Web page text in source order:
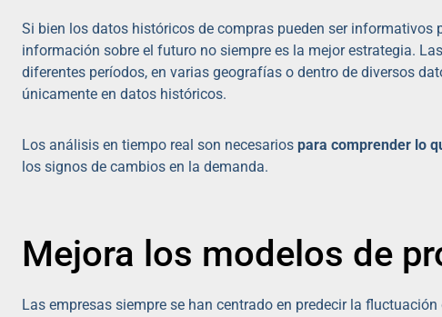
Si bien los datos históricos de compras pueden ser informativos
información sobre el futuro no siempre es la mejor estrategia.
diferentes períodos, en varias geografías o dentro de diversos
únicamente en datos históricos.
Los análisis en tiempo real son necesarios para comprender lo
los signos de cambios en la demanda.
Mejora los modelos de
Las empresas siempre se han centrado en predecir la